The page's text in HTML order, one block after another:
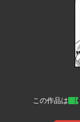
この作品は